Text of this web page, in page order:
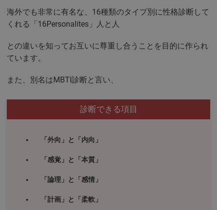
海外でも非常に有名な、16種類のタイプ別に性格診断して
くれる「16Personalites」人と人
との違いを知ってお互いに尊重し合うことを目的に作られ
ています。
また、別名はMBTI診断と言い、
診断できる項目
「外向」と「内向」
「感覚」と「本質」
「論理」と「感情」
「計画」と「柔軟」